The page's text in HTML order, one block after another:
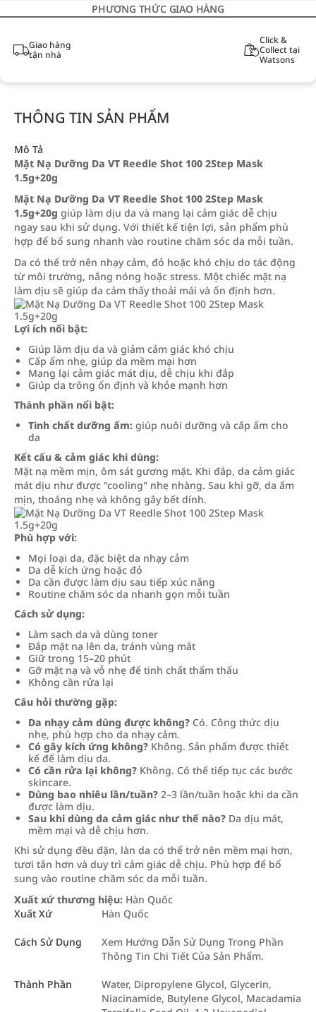
PHƯƠNG THỨC GIAO HÀNG
Giao hàng
tận nhà
Click &
Collect tại
Watsons
THÔNG TIN SẢN PHẨM
Mô Tả
Mặt Nạ Dưỡng Da VT Reedle Shot 100 2Step Mask
1.5g+20g
Mặt Nạ Dưỡng Da VT Reedle Shot 100 2Step Mask
1.5g+20g giúp làm dịu da và mang lại cảm giác dễ chịu
ngay sau khi sử dụng. Với thiết kế tiện lợi, sản phẩm phù
hợp để bổ sung nhanh vào routine chăm sóc da mỗi tuần.
Da có thể trở nên nhạy cảm, đỏ hoặc khó chịu do tác động
từ môi trường, nắng nóng hoặc stress. Một chiếc mặt nạ
làm dịu sẽ giúp da cảm thấy thoải mái và ổn định hơn.
Lợi ích nổi bật:
Giúp làm dịu da và giảm cảm giác khó chịu
Cấp ẩm nhẹ, giúp da mềm mại hơn
Mang lại cảm giác mát dịu, dễ chịu khi đắp
Giúp da trông ổn định và khỏe mạnh hơn
Thành phần nổi bật:
Tinh chất dưỡng ẩm: giúp nuôi dưỡng và cấp ẩm cho
da
Kết cấu & cảm giác khi dùng:
Mặt nạ mềm mịn, ôm sát gương mặt. Khi đắp, da cảm giác
mát dịu như được "cooling" nhẹ nhàng. Sau khi gỡ, da ẩm
mịn, thoáng nhẹ và không gây bết dính.
Phù hợp với:
Mọi loại da, đặc biệt da nhạy cảm
Da dễ kích ứng hoặc đỏ
Da cần được làm dịu sau tiếp xúc nắng
Routine chăm sóc da nhanh gọn mỗi tuần
Cách sử dụng:
Làm sạch da và dùng toner
Đắp mặt nạ lên da, tránh vùng mắt
Giữ trong 15–20 phút
Gỡ mặt nạ và vỗ nhẹ để tinh chất thẩm thấu
Không cần rửa lại
Câu hỏi thường gặp:
Da nhạy cảm dùng được không? Có. Công thức dịu
nhẹ, phù hợp cho da nhạy cảm.
Có gây kích ứng không? Không. Sản phẩm được thiết
kế để làm dịu da.
Có cần rửa lại không? Không. Có thể tiếp tục các bước
skincare.
Dùng bao nhiêu lần/tuần? 2–3 lần/tuần hoặc khi da cần
được làm dịu.
Sau khi dùng da cảm giác như thế nào? Da dịu mát,
mềm mại và dễ chịu hơn.
Khi sử dụng đều đặn, làn da có thể trở nên mềm mại hơn,
tươi tắn hơn và duy trì cảm giác dễ chịu. Phù hợp để bổ
sung vào routine chăm sóc da mỗi tuần.
Xuất xứ thương hiệu: Hàn Quốc
Xuất Xứ
Hàn Quốc
Cách Sử Dụng
Xem Hướng Dẫn Sử Dụng Trong Phần
Thông Tin Chi Tiết Của Sản Phẩm.
Thành Phần
Water, Dipropylene Glycol, Glycerin,
Niacinamide, Butylene Glycol, Macadamia